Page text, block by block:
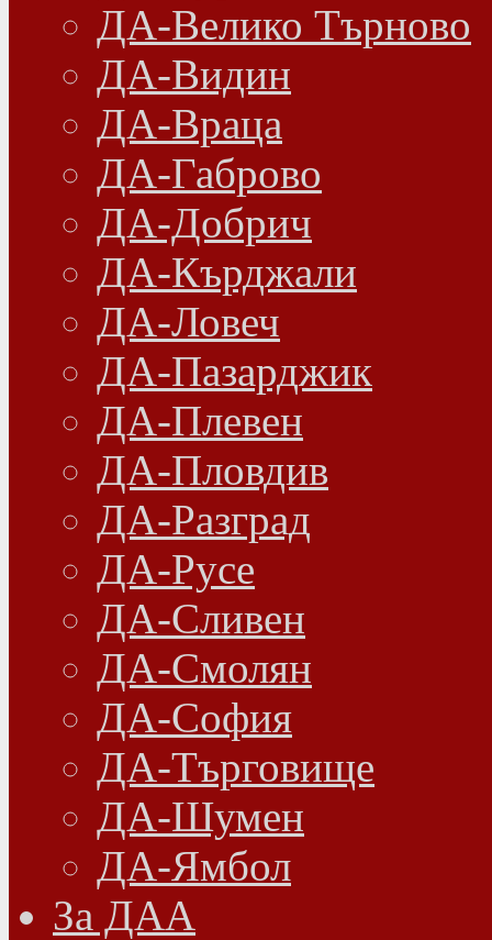
ДА-Велико Търново
ДА-Видин
ДА-Враца
ДА-Габрово
ДА-Добрич
ДА-Кърджали
ДА-Ловеч
ДА-Пазарджик
ДА-Плевен
ДА-Пловдив
ДА-Разград
ДА-Русе
ДА-Сливен
ДА-Смолян
ДА-София
ДА-Търговище
ДА-Шумен
ДА-Ямбол
Зa ДАА